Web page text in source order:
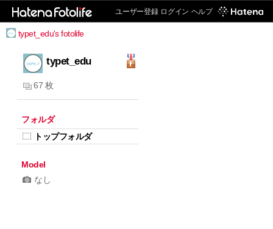
ユーザー登録 ログイン ヘルプ
typet_edu's fotolife
typet_edu
67 枚
フォルダ
トップフォルダ
Model
なし